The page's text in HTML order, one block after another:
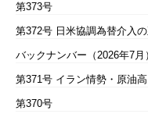
第373号
第372号 日米協調為替介入
バックナンバー（2026年7月
第371号 イラン情勢・原油
第370号